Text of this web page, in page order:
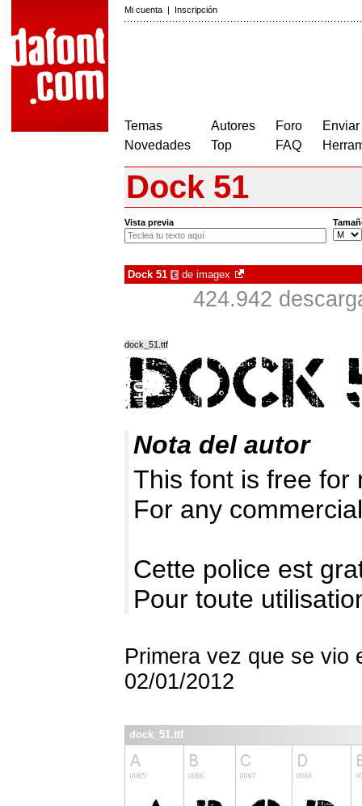
Mi cuenta | Inscripción
Temas
Novedades
Autores
Top
Foro
FAQ
Dock 51
Vista previa
Dock 51 € de imagex
424.942
dock_51.ttf
Nota del autor
This font is free for
For any
Cette police est
Pour toute
Primera vez que se vio
02/01/2012
dock_51.ttf